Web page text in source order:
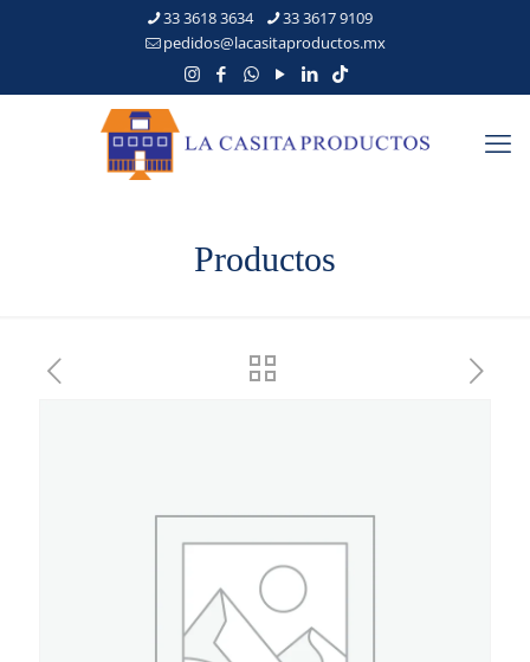
33 3618 3634
33 3617 9109
pedidos@lacasitaproductos.mx
Productos